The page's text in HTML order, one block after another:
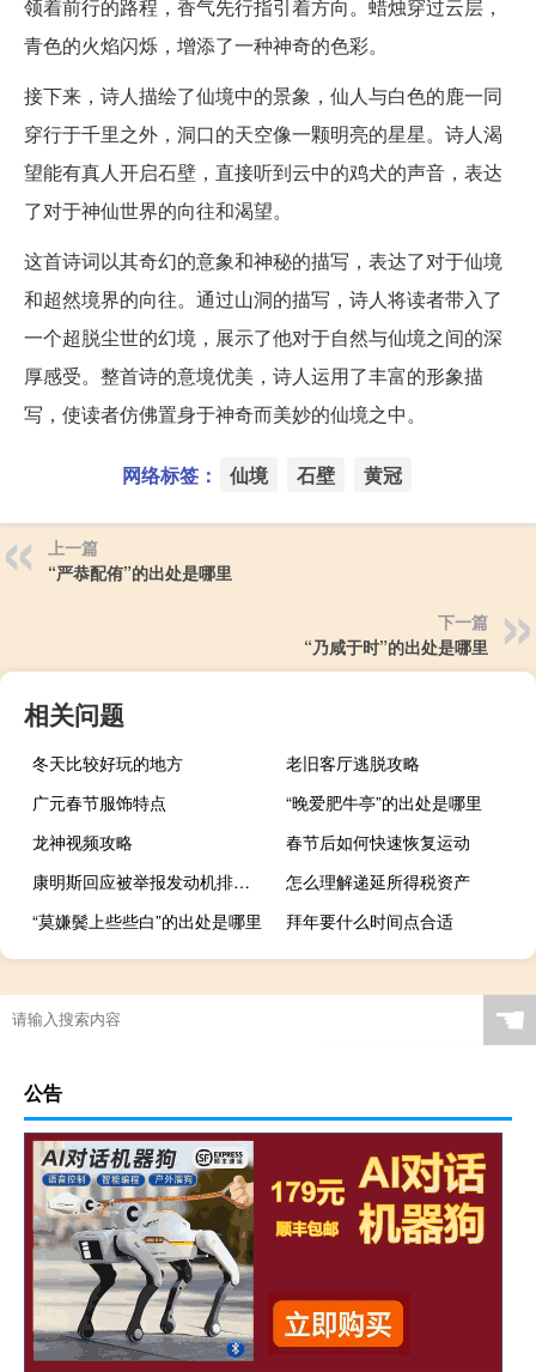
领着前行的路程，香气先行指引着方向。蜡烛穿过云层，
青色的火焰闪烁，增添了一种神奇的色彩。
接下来，诗人描绘了仙境中的景象，仙人与白色的鹿一同
穿行于千里之外，洞口的天空像一颗明亮的星星。诗人渴
望能有真人开启石壁，直接听到云中的鸡犬的声音，表达
了对于神仙世界的向往和渴望。
这首诗词以其奇幻的意象和神秘的描写，表达了对于仙境
和超然境界的向往。通过山洞的描写，诗人将读者带入了
一个超脱尘世的幻境，展示了他对于自然与仙境之间的深
厚感受。整首诗的意境优美，诗人运用了丰富的形象描
写，使读者仿佛置身于神奇而美妙的仙境之中。
网络标签： 仙境 石壁 黄冠
上一篇
“严恭配侑”的出处是哪里
下一篇
“乃咸于时”的出处是哪里
相关问题
冬天比较好玩的地方
老旧客厅逃脱攻略
广元春节服饰特点
“晚爱肥牛亭”的出处是哪里
龙神视频攻略
春节后如何快速恢复运动
康明斯回应被举报发动机排放造假：绝不存在
怎么理解递延所得税资产
“莫嫌鬓上些些白”的出处是哪里
拜年要什么时间点合适
☚
公告